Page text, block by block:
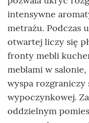
intensywne
metrażu. Podczas
otwartej liczy się
fronty mebli
meblami w
wyspa
wypoczynkowej.
oddzielnym